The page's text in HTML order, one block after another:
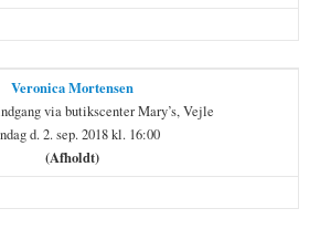
Veronica Mortensen
via butikscenter Mary’s, Vejle
d. 2. sep. 2018 kl. 16:00
(Afholdt)